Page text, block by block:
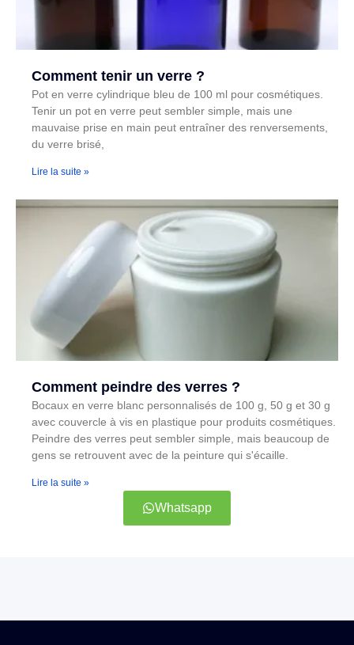
Comment tenir un verre ?
Pot en verre cylindrique bleu de 100 ml pour cosmétiques.
Tenir un pot en verre peut sembler simple, mais une
mauvaise prise en main peut entraîner des renversements,
du verre brisé,
Lire la suite »
Comment peindre des verres ?
Bocaux en verre blanc personnalisés de 100 g, 50 g et 30 g
avec couvercle à vis en plastique pour produits cosmétiques.
Peindre des verres peut sembler simple, mais beaucoup de
gens se retrouvent avec de la peinture qui s'écaille.
Lire la suite »
Whatsapp